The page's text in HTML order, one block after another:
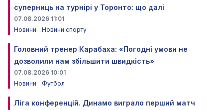
суперниць на турнірі у Торонто: що далі
07.08.2026 11:01
Новини
Новини спорту
Головний тренер Карабаха: «Погодні умови не
дозволили нам збільшити швидкість»
07.08.2026 10:01
Новини
Футбол
Ліга конференцій. Динамо виграло перший матч